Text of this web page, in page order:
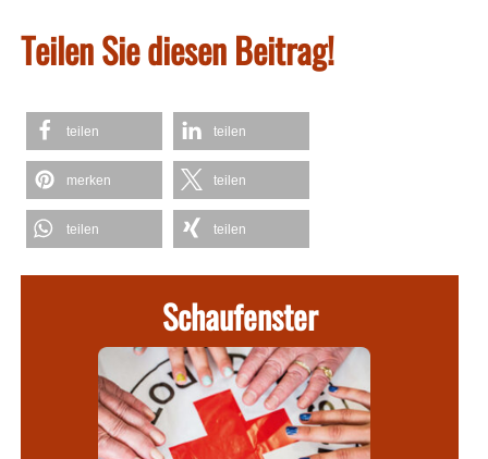
Teilen Sie diesen Beitrag!
teilen teilen
merken teilen
teilen teilen
Schaufenster